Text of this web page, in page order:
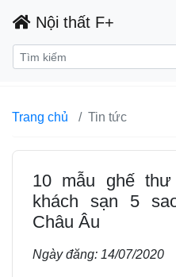
Nội thất F+
Trang chủ Tin tức
10 mẫu ghế
khách sạn 5
Châu Âu
Ngày đăng: 14/07/2020